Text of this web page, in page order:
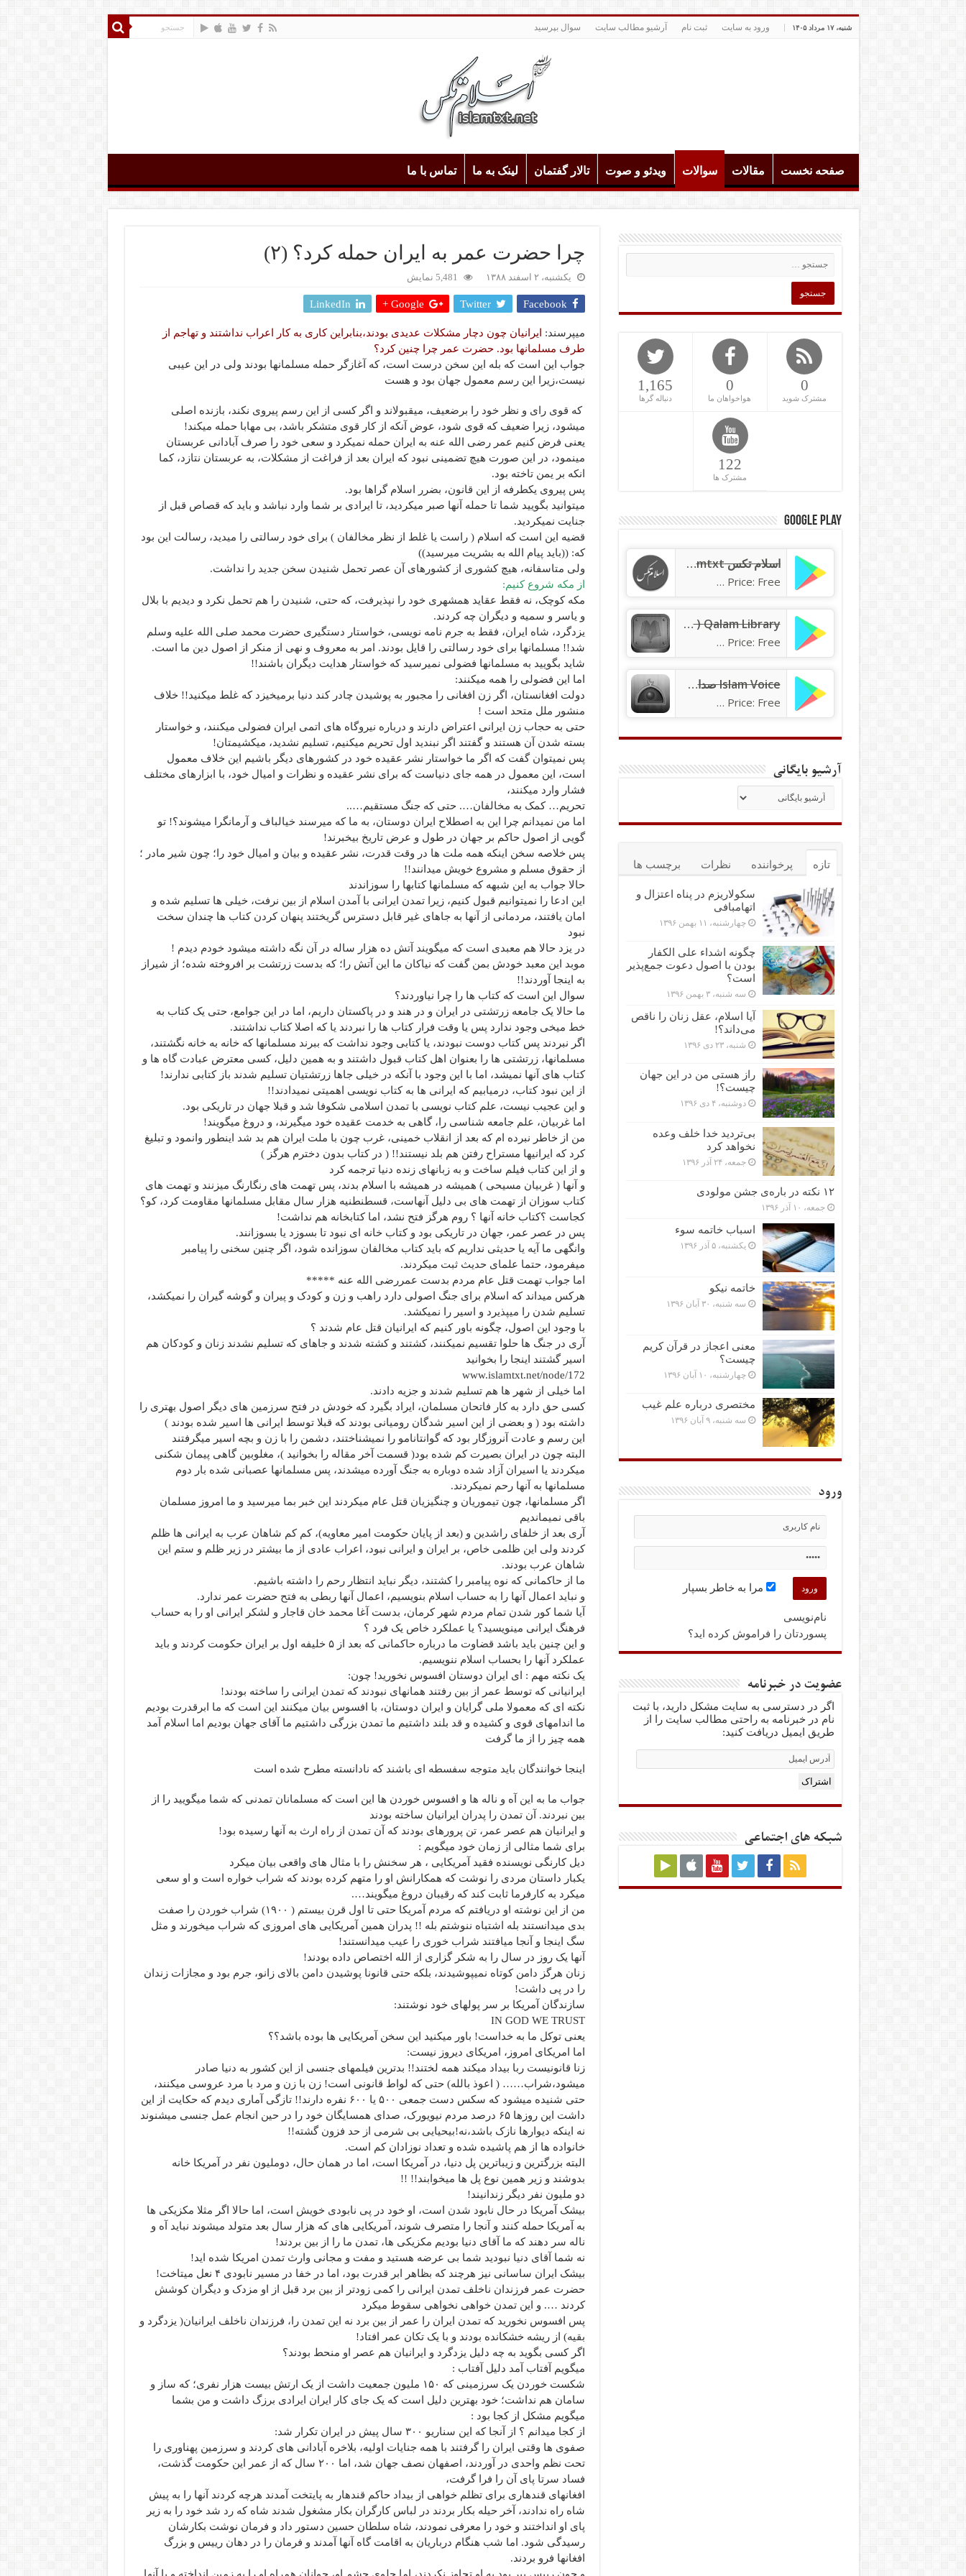
شنبه، ۱۷ مرداد ۱۴۰۵ ورود به سایت ثبت نام آرشیو مطالب سایت سوال بپرسید
صفحه نخست مقالات سوالات ویدئو و صوت تالار گفتمان لینک به ما تماس با ما
چرا حضرت عمر به ایران حمله کرد؟ (۲)
یکشنبه، ۲ اسفند ۱۳۸۸ 5,481 نمایش
Facebook
Twitter
Google +
LinkedIn
میپرسند:
ایرانیان چون دچار مشکلات عدیدی بودند،بنابراین کاری به کار اعراب نداشتند و تهاجم از
طرف مسلمانها بود. حضرت عمر چرا چنین کرد؟
جواب این است که بله این سخن درست است، که آغازگر حمله مسلمانها بودند ولی در این عیبی
نیست،زیرا این رسم معمول جهان بود و هست
که قوی رای و نظر خود را برضعیف، میقبولاند و اگر کسی از این رسم پیروی نکند، بازنده اصلی
میشود، زیرا ضعیف که قوی شود، عوض آنکه از کار قوی متشکر باشد، بی مهابا حمله میکند!
یعنی فرض کنیم عمر رضی الله عنه به ایران حمله نمیکرد و سعی خود را صرف آبادانی عربستان
مینمود، در این صورت هیچ تضمینی نبود که ایران بعد از فراغت از مشکلات، به عربستان نتازد، کما
انکه بر یمن تاخته بود.
پس پیروی یکطرفه از این قانون، بضرر اسلام گراها بود.
میتوانید بگویید شما تا حمله آنها صبر میکردید، تا ایرادی بر شما وارد نباشد و باید که قصاص قبل از
جنایت نمیکردید.
قضیه این است که اسلام ( راست یا غلط از نظر مخالفان ) برای خود رسالتی را میدید، رسالت این بود
که: ((باید پیام الله به بشریت میرسید))
ولی متاسفانه، هیچ کشوری از کشورهای آن عصر تحمل شنیدن سخن جدید را نداشت.
از مکه شروع کنیم:
مکه کوچک، نه فقط عقاید همشهری خود را نپذیرفت، که حتی، شنیدن را هم تحمل نکرد و دیدیم با بلال
و یاسر و سمیه و دیگران چه کردند.
یزدگرد، شاه ایران، فقط به جرم نامه نویسی، خواستار دستگیری حضرت محمد صلی الله علیه وسلم
شد!! مسلمانها برای خود رسالتی را قایل بودند. امر به معروف و نهی از منکر از اصول دین ما است.
شاید بگویید به مسلمانها فضولی نمیرسید که خواستار هدایت دیگران باشند!!
اما این فضولی را همه میکنند:
دولت افغانستان، اگر زن افغانی را مجبور به پوشیدن چادر کند دنیا برمیخیزد که غلط میکنید!! خلاف
منشور ملل متحد است !
حتی به حجاب زن ایرانی اعتراض دارند و درباره نیروگاه های اتمی ایران فضولی میکنند، و خواستار
بسته شدن آن هستند و گفتند اگر نبندید اول تحریم میکنیم، تسلیم نشدید، میکشیمتان!
پس نمیتوان گفت که اگر ما خواستار نشر عقیده خود در کشورهای دیگر باشیم این خلاف معمول
است، این معمول در همه جای دنیاست که برای نشر عقیده و نظرات و امیال خود، با ابزارهای مختلف
فشار وارد میکنند،
تحریم… کمک به مخالفان…. حتی که جنگ مستقیم…..
اما من نمیدانم چرا این به اصطلاح ایران دوستان، به ما که میرسند خیالباف و آرمانگرا میشوند؟! تو
گویی از اصول حاکم بر جهان در طول و عرض تاریخ بیخبرند!
پس خلاصه سخن اینکه همه ملت ها در وقت قدرت، نشر عقیده و بیان و امیال خود را؛ چون شیر مادر ؛
از حقوق مسلم و مشروع خویش میدانند!!
حالا جواب به این شبهه که مسلمانها کتابها را سوزاندند
این ادعا را نمیتوانیم قبول کنیم، زیرا تمدن ایرانی با آمدن اسلام از بین نرفت، خیلی ها تسلیم شده و
امان یافتند، مردمانی از آنها به جاهای غیر قابل دسترس گریختند پنهان کردن کتاب ها چندان سخت
نبود
در یزد حالا هم معبدی است که میگویند آتش ده هزار ساله در آن نگه داشته میشود خودم دیدم !
موبد این معبد خودش بمن گفت که نیاکان ما این آتش را؛ که بدست زرتشت بر افروخته شده؛ از شیراز
به اینجا آوردند!!
سوال این است که کتاب ها را چرا نیاوردند؟
ما حالا یک جامعه زرتشتی در ایران و در هند و در پاکستان داریم، اما در این جوامع، حتی یک کتاب به
خط میخی وجود ندارد پس یا وقت فرار کتاب ها را نبردند یا که اصلا کتاب نداشتند.
اگر نبردند پس کتاب دوست نبودند، یا کتابی وجود نداشت که ببرند مسلمانها که خانه به خانه نگشتند،
مسلمانها، زرتشتی ها را بعنوان اهل کتاب قبول داشتند و به همین دلیل، کسی معترض عبادت گاه ها و
کتاب های آنها نمیشد، اما با این وجود با آنکه در خیلی جاها زرتشتیان تسلیم شدند باز کتابی ندارند!
از این نبود کتاب، درمیابیم که ایرانی ها به کتاب نویسی اهمیتی نمیدادند!!
و این عجیب نیست، علم کتاب نویسی با تمدن اسلامی شکوفا شد و قبلا جهان در تاریکی بود.
اما غربیان، علم جامعه شناسی را، گاهی به خدمت عقیده خود میگیرند، و دروغ میگویند!
من از خاطر نبرده ام که بعد از انقلاب خمینی، غرب چون با ملت ایران هم بد شد اینطور وانمود و تبلیغ
کرد که ایرانیها مستراح رفتن هم بلد نیستند!! ( در کتاب بدون دخترم هرگز )
و از این کتاب فیلم ساخت و به زبانهای زنده دنیا ترجمه کرد
و آنها ( غربیان مسیحی ) همیشه در همیشه با اسلام بدند، پس تهمت های رنگارنگ میزنند و تهمت های
کتاب سوزان از تهمت های بی دلیل آنهاست، قسطنطنیه هزار سال مقابل مسلمانها مقاومت کرد، کو؟
کجاست ؟کتاب خانه آنها ؟ روم هرگز فتح نشد، اما کتابخانه هم نداشت!
پس در عصر عمر، جهان در تاریکی بود و کتاب خانه ای نبود تا بسوزد یا بسوزانند.
وانگهی ما آیه یا حدیثی نداریم که باید کتاب مخالفان سوزانده شود، اگر چنین سخنی را پیامبر
میفرمود، حتما علمای حدیث ثبت میکردند.
اما جواب تهمت قتل عام مردم بدست عمررضی الله عنه *****
هرکس میداند که اسلام برای جنگ اصولی دارد راهب و زن و کودک و پیران و گوشه گیران را نمیکشد،
تسلیم شدن را میپذیرد و اسیر را نمیکشد.
با وجود این اصول، چگونه باور کنیم که ایرانیان قتل عام شدند ؟
آری در جنگ ها حلوا تقسیم نمیکنند، کشتند و کشته شدند و جاهای که تسلیم نشدند زنان و کودکان هم
اسیر گشتند اینجا را بخوانید
www.islamtxt.net/node/172
اما خیلی از شهر ها هم تسلیم شدند و جزیه دادند.
کسی حق دارد به کار فاتحان مسلمان، ایراد بگیرد که خودش در فتح سرزمین های دیگر اصول بهتری را
داشته بود ( و بعضی از این اسیر شدگان رومیانی بودند که قبلا توسط ایرانی ها اسیر شده بودند )
این رسم و عادت آنروزگار بود که گوانتانامو را نمیشناختند، دشمن را با زن و بچه اسیر میگرفتند
البته چون در ایران بصیرت کم شده بود( قسمت آخر مقاله را بخوانید )، مغلوبین گاهی پیمان شکنی
میکردند یا اسیران آزاد شده دوباره به جنگ آورده میشدند، پس مسلمانها عصبانی شده بار دوم
مسلمانها به آنها رحم نمیکردند.
اگر مسلمانها، چون تیموریان و چنگیزیان قتل عام میکردند این خبر بما میرسید و ما امروز مسلمان
باقی نمیماندیم
آری بعد از خلفای راشدین و (بعد از پایان حکومت امیر معاویه)، کم کم شاهان عرب به ایرانی ها ظلم
کردند ولی این ظلمی خاص، بر ایران و ایرانی نبود، اعراب عادی از ما بیشتر در زیر ظلم و ستم این
شاهان عرب بودند.
ما از حاکمانی که نوه پیامبر را کشتند، دیگر نباید انتظار رحم را داشته باشیم.
و نباید اعمال آنها را به حساب اسلام بنویسیم، اعمال آنها ربطی به فتح حضرت عمر ندارد.
آیا شما کور شدن تمام مردم شهر کرمان، بدست آغا محمد خان قاجار و لشکر ایرانی او را به حساب
فرهنگ ایرانی مینویسید؟ یا عملکرد خاص یک فرد ؟
و این چنین باید باشد قضاوت ما درباره حاکمانی که بعد از ۵ خلیفه اول بر ایران حکومت کردند و باید
عملکرد آنها را بحساب اسلام ننویسیم.
یک نکته مهم : ای ایران دوستان افسوس نخورید! چون:
ایرانیانی که توسط عمر از بین رفتند همانهای نبودند که تمدن ایرانی را ساخته بودند!
نکته ای که معمولا ملی گرایان و ایران دوستان، با افسوس بیان میکنند این است که ما ابرقدرت بودیم
ما اندامهای قوی و کشیده و قد بلند داشتیم ما تمدن بزرگی داشتیم ما آقای جهان بودیم اما اسلام آمد
همه چیز را از ما گرفت
اینجا خوانندگان باید متوجه سفسطه ای باشند که نادانسته مطرح شده است
جواب ما به این آه و ناله ها و افسوس خوردن ها این است که مسلمانان تمدنی که شما میگویید را از
بین نبردند. آن تمدن را پدران ایرانیان ساخته بودند
و ایرانیان هم عصر عمر، تن پرورهای بودند که آن تمدن از راه ارث به آنها رسیده بود!
برای شما مثالی از زمان خود میگویم :
دیل کارنگی نویسنده فقید آمریکایی ، هر سخنش را با مثال های واقعی بیان میکرد
یکبار داستان مردی را نوشت که همکارانش او را متهم کرده بودند که شراب خواره است و او سعی
میکرد به کارفرما ثابت کند که رقیبان دروغ میگویند….
من از این نوشته او دریافتم که مردم آمریکا حتی تا اول قرن بیستم ( ۱۹۰۰) شراب خوردن را صفت
بدی میدانستند بله اشتباه ننوشتم بله !! پدران همین آمریکایی های امروزی که شراب میخورند و مثل
سگ اینجا و آنجا میافتند شراب خوری را عیب میدانستند!
آنها یک روز در سال را به شکر گزاری از الله اختصاص داده بودند!
زنان هرگز دامن کوتاه نمیپوشیدند، بلکه حتی قانونا پوشیدن دامن بالای زانو، جرم بود و مجازات زندان
را در پی داشت!
سازندگان آمریکا بر سر پولهای خود نوشتند:
IN GOD WE TRUST
یعنی توکل ما به خداست! باور میکنید این سخن آمریکایی ها بوده باشد؟؟
اما امریکای امروز، امریکای دیروز نیست:
زنا قانونیست ربا بیداد میکند همه لختند!! بدترین فیلمهای جنسی از این کشور به دنیا صادر
میشود،شراب…… ( اعوذ بالله) حتی که لواط قانونی است! زن با زن و مرد با مرد عروسی میکنند،
حتی شنیده میشود که سکس دست جمعی ۵۰۰ یا ۶۰۰ نفره دارند!! تازگی آماری دیدم که حکایت از این
داشت این روزها ۶۵ درصد مردم نیویورک، صدای همسایگان خود را در حین انجام عمل جنسی میشنوند
نه اینکه دیوارها نازک باشد،نه!بیحیایی بی شرمی از حد فزون گشته!!
خانواده ها از هم پاشیده شده و تعداد نوزادان کم است.
البته بزرگترین و زیباترین پل دنیا، در آمریکا است، اما در همان حال، دوملیون نفر در آمریکا خانه
بدوشند و زیر همین نوع پل ها میخوابند!! !!
دو ملیون نفر دیگر زندانیند!
بیشک آمریکا در حال نابود شدن است، او خود در پی نابودی خویش است، اما حالا اگر مثلا مکزیکی ها
به آمریکا حمله کنند و آنجا را متصرف شوند، آمریکایی های که هزار سال بعد متولد میشوند نباید آه و
ناله سر دهند که ما آقای دنیا بودیم مکزیکی ها، تمدن ما را از بین بردند!
نه شما آقای دنیا نبودید شما بی عرضه هستید و مفت و مجانی وارث تمدن امریکا شده اید!
بیشک ایران ساسانی نیز هرچند که بظاهر ابر قدرت بود، اما در خفا در مسیر نابودی ۴ نعل میتاخت!
حضرت عمر فرزندان ناخلف تمدن ایرانی را کمی زودتر از بین برد قبل از او مزدک و دیگران کوشش
کردند …. و این تمدن خواهی نخواهی سقوط میکرد
پس افسوس نخورید که تمدن ایران را عمر از بین برد نه این تمدن را، فرزندان ناخلف ایرانیان( یزدگرد و
بقیه) از ریشه خشکانده بودند و با یک تکان عمر افتاد!
اگر کسی بگوید به چه دلیل یزدگرد و ایرانیان هم عصر او منحط بودند؟
میگویم آفتاب آمد دلیل آفتاب :
شکست خوردن یک سرزمینی که ۱۵۰ ملیون جمعیت داشت از یک ارتش بیست هزار نفری؛ که ساز و
سامان هم نداشت؛ خود بهترین دلیل است که یک جای کار ایران ایرادی برزگ داشت و من بشما
میگویم مشکل از کجا بود :
از کجا میدانم ؟ از آنجا که این سناریو ۳۰۰ سال پیش در ایران تکرار شد:
صفوی ها وقتی ایران را گرفتند با همه جنایات اولیه، بلاخره آبادانی های کردند و سرزمین پهناوری را
تحت نظم واحدی در آوردند، اصفهان نصف جهان شد، اما ۲۰۰ سال که از عمر این حکومت گذشت،
فساد سرتا پای آن را فرا گرفت،
افغانهای قندهاری برای تظلم خواهی از بیداد حاکم قندهار به پایتخت آمدند هرچه کردند آنها را به پیش
شاه راه ندادند، آخر حیله بکار بردند در لباس کارگران بکار مشغول شدند شاه که رد شد خود را به زیر
پای او انداختند و خود را معرفی نمودند، شاه سلطان حسین دستور داد و فرمان نوشت بکارشان
رسیدگی شود. اما شب هنگام درباریان به اقامت گاه آنها آمدند و فرمان را در دهان رییس و بزرگ
افغانها فرو بردند.
0
مشترک شوید
0
هواخواهان ما
1,165
دنباله گرها
122
مشترک ها
Google Play
اسلام تکس islamtxt
Price: Free
Qalam Library ( کتابخانه قلم )
Price: Free
Islam Voice صدای اسلام
Price: Free
آرشیو بایگانی
تازه پرخواننده نظرات برچسب ها
سکولاریزم در پناه اعتزال و
اتهام‎بافی
چهارشنبه، ۱۱ بهمن ۱۳۹۶
چگونه اشداء علی الکفار
بودن با اصول دعوت جمع‌پذیر
است؟
سه شنبه، ۳ بهمن ۱۳۹۶
آیا اسلام، عقل زنان را ناقص
می‌داند؟!
شنبه، ۲۳ دی ۱۳۹۶
راز هستی من در این جهان
چیست؟!
دوشنبه، ۴ دی ۱۳۹۶
بی‌تردید خدا خلف وعده
نخواهد کرد
جمعه، ۲۴ آذر ۱۳۹۶
۱۲ نکته در باره‌ی جشن مولودی
جمعه، ۱۰ آذر ۱۳۹۶
اسباب خاتمه سوء
یکشنبه، ۵ آذر ۱۳۹۶
خاتمه نیکو
سه شنبه، ۳۰ آبان ۱۳۹۶
معنی اعجاز در قرآن کریم
چیست؟
چهارشنبه، ۱۰ آبان ۱۳۹۶
مختصرى درباره علم غیب
سه شنبه، ۹ آبان ۱۳۹۶
ورود
مرا به خاطر بسپار
نام‌نویسی
پسوردتان را فراموش کرده اید؟
عضویت در خبرنامه
اگر در دسترسی به سایت مشکل دارید، با ثبت
نام در خبرنامه به راحتی مطالب سایت را از
طریق ایمیل دریافت کنید:
Email
Subscription
اشتراک
شبکه های اجتماعی